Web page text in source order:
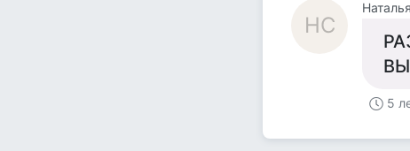
НС
5